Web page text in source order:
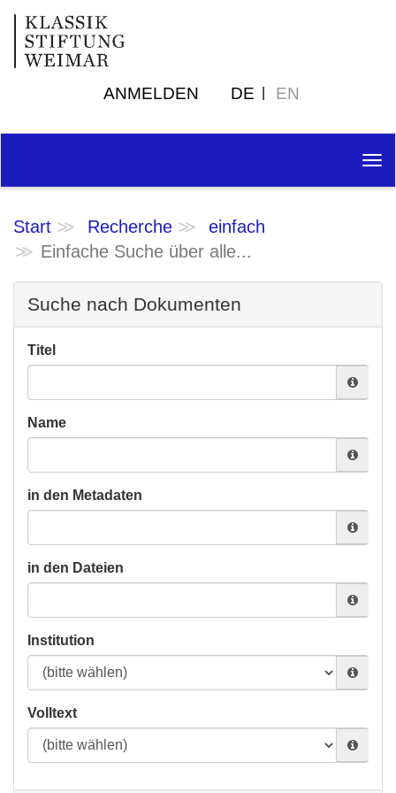
ANMELDEN DE EN
Start Recherche
einfach
Einfache Suche über alle...
Suche nach Dokumenten
Titel
Name
in den Metadaten
in den Dateien
Institution
Volltext